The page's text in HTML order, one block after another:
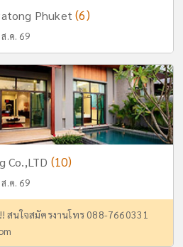
Phuket(6)
.ค. 69
Co.,LTD (10)
.ค. 69
สนใจสมัครงานโทร 088-7660331